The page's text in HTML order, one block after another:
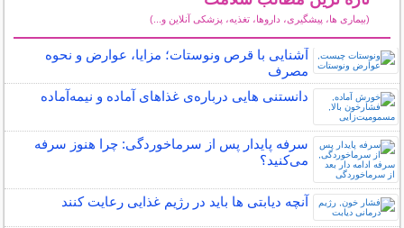
(بیماری ها، پیشگیری، داروها، تغذیه، پزشکی آنلاین و...)
آشنایی با قرص ونوستات؛ مزایا، عوارض و نحوه
مصرف
دانستنی هایی درباره‌ی غذاهای آماده و نیمه‌آماده
سرفه پایدار پس از سرماخوردگی: چرا هنوز سرفه
می‌کنید؟
آنچه دیابتی ها باید در رژیم غذایی رعایت کنند